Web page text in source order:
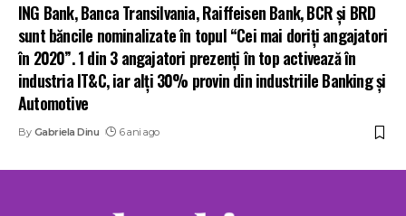
ING Bank, Banca Transilvania, Raiffeisen Bank, BCR și BRD
sunt băncile nominalizate în topul “Cei mai doriţi angajatori
în 2020”. 1 din 3 angajatori prezenți în top activează în
industria IT&C, iar alți 30% provin din industriile Banking și
Automotive
By Gabriela Dinu 6 ani ago